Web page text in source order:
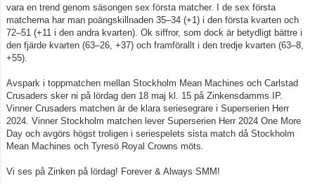
vara en trend genom säsongen sex första matcher. I de sex första
matcherna har man poängskillnaden 35–34 (+1) i den första kvarten och
72–51 (+11 i den andra kvarten). Ok siffror, som dock är betydligt bättre i
den fjärde kvarten (63–26, +37) och framförallt i den tredje kvarten (63–8,
+55).
Avspark i toppmatchen mellan Stockholm Mean Machines och Carlstad
Crusaders sker ni på lördag den 18 maj kl. 15 på Zinkensdamms IP.
Vinner Crusaders matchen är de klara seriesegrare i Superserien Herr
2024. Vinner Stockholm matchen lever Superserien Herr 2024 One More
Day och avgörs högst troligen i seriespelets sista match då Stockholm
Mean Machines och Tyresö Royal Crowns möts.
Vi ses på Zinken på lördag! Forever & Always SMM!